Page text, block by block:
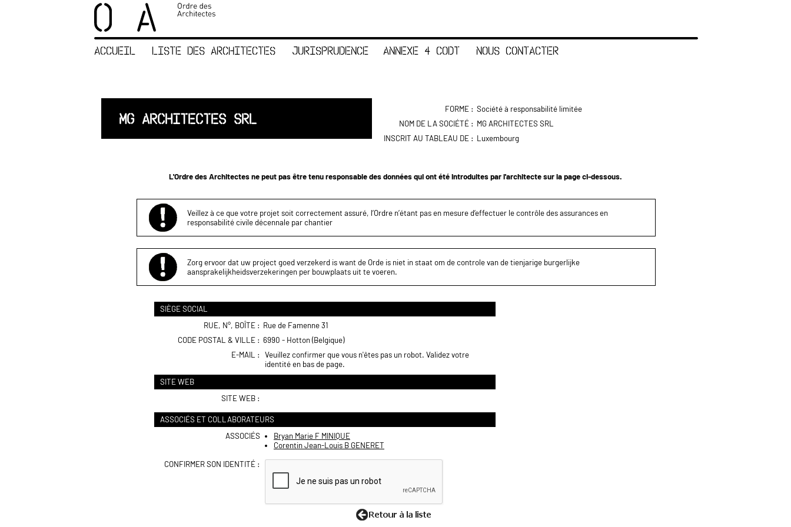
ACCUEIL LISTE DES ARCHITECTES JURISPRUDENCE ANNEXE 4 CODT NOUS CONTACTER
MG ARCHITECTES SRL
FORME : Société à responsabilité limitée
NOM DE LA SOCIÉTÉ : MG ARCHITECTES SRL
INSCRIT AU TABLEAU DE : Luxembourg
L'Ordre des Architectes ne peut pas être tenu responsable des données qui ont été introduites par l'architecte sur la page ci-dessous.
Veillez à ce que votre projet soit correctement assuré, l’Ordre n’étant pas en mesure d’effectuer le contrôle des assurances en
responsabilité civile décennale par chantier
Zorg ervoor dat uw project goed verzekerd is want de Orde is niet in staat om de controle van de tienjarige burgerlijke
aansprakelijkheidsverzekeringen per bouwplaats uit te voeren.
SIÈGE SOCIAL
RUE, N°, BOÎTE : Rue de Famenne 31
CODE POSTAL & VILLE : 6990 - Hotton (Belgique)
E-MAIL :
Veuillez confirmer que vous n'êtes pas un robot. Validez votre
identité en bas de page.
SITE WEB
SITE WEB :
ASSOCIÉS ET COLLABORATEURS
ASSOCIÉS
Bryan Marie F MINIQUE
Corentin Jean-Louis B GENERET
CONFIRMER SON IDENTITÉ :